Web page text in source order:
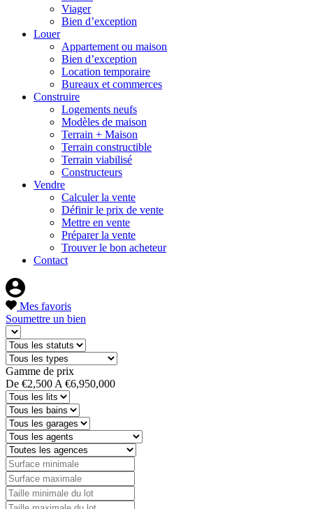
Viager
Bien d’exception
Louer
Appartement ou maison
Bien d’exception
Location temporaire
Bureaux et commerces
Construire
Logements neufs
Modèles de maison
Terrain + Maison
Terrain constructible
Terrain viabilisé
Constructeurs
Vendre
Calculer la vente
Définir le prix de vente
Mettre en vente
Préparer la vente
Trouver le bon acheteur
Contact
Mes favoris
Soumettre un bien
Gamme de prix
De €2,500 A €6,950,000